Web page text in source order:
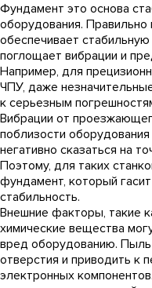
Фундамент это основа
оборудования.
обеспечивает
поглощает вибрации и
Например, для
ЧПУ, даже
к серьезным
Вибрации от
поблизости
негативно сказаться на
Поэтому, для таких
фундамент, который
стабильность.
Внешние факторы, такие
химические вещества
вред оборудованию.
отверстия и приводить к
электронных